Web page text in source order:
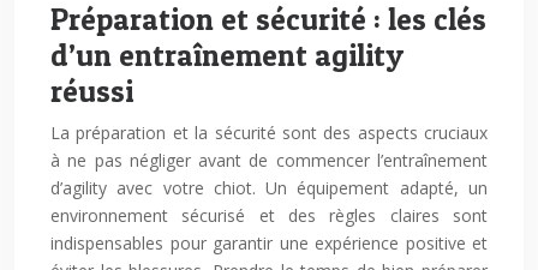
Préparation et sécurité : les clés
d’un entraînement agility
réussi
La préparation et la sécurité sont des aspects cruciaux
à ne pas négliger avant de commencer l’entraînement
d’agility avec votre chiot. Un équipement adapté, un
environnement sécurisé et des règles claires sont
indispensables pour garantir une expérience positive et